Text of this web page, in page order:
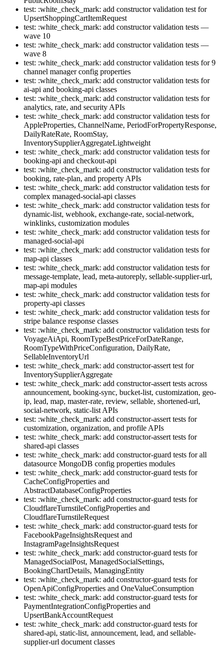
test: :white_check_mark: add constructor validation test for
UpsertShoppingCartItemRequest
test: :white_check_mark: add constructor validation tests —
wave 10
test: :white_check_mark: add constructor validation tests —
wave 8
test: :white_check_mark: add constructor validation tests for 9
channel manager config properties
test: :white_check_mark: add constructor validation tests for
ai-api and booking-api classes
test: :white_check_mark: add constructor validation tests for
analytics, rate, and security APIs
test: :white_check_mark: add constructor validation tests for
AppleProperties, ChannelName, PeriodForPropertyResponse,
DailyRateRate, RoomStay,
InventorySupplierAggregateLightweight
test: :white_check_mark: add constructor validation tests for
booking-api and checkout-api
test: :white_check_mark: add constructor validation tests for
booking, rate-plan, and property APIs
test: :white_check_mark: add constructor validation tests for
complex managed-social-api classes
test: :white_check_mark: add constructor validation tests for
dynamic-list, webhook, exchange-rate, social-network,
winklinks, customization modules
test: :white_check_mark: add constructor validation tests for
managed-social-api
test: :white_check_mark: add constructor validation tests for
map-api classes
test: :white_check_mark: add constructor validation tests for
message-template, lead, meta-autoreply, sellable-supplier-url,
map-api modules
test: :white_check_mark: add constructor validation tests for
property-api classes
test: :white_check_mark: add constructor validation tests for
stripe balance response classes
test: :white_check_mark: add constructor validation tests for
VoyageAiApi, RoomTypeBestPriceForDateRange,
RoomTypeWithPriceConfiguration, DailyRate,
SellableInventoryUrl
test: :white_check_mark: add constructor-assert test for
InventorySupplierAggregate
test: :white_check_mark: add constructor-assert tests across
announcement, booking-sync, bucket-list, customization, geo-
ip, lead, map, master-rate, review, sellable, shortened-url,
social-network, static-list APIs
test: :white_check_mark: add constructor-assert tests for
customization, organization, and profile APIs
test: :white_check_mark: add constructor-assert tests for
shared-api classes
test: :white_check_mark: add constructor-guard tests for all
datasource MongoDB config properties modules
test: :white_check_mark: add constructor-guard tests for
CacheConfigProperties and
AbstractDatabaseConfigProperties
test: :white_check_mark: add constructor-guard tests for
CloudflareTurnstileConfigProperties and
CloudflareTurnstileRequest
test: :white_check_mark: add constructor-guard tests for
FacebookPageInsightsRequest and
InstagramPageInsightsRequest
test: :white_check_mark: add constructor-guard tests for
ManagedSocialPost, ManagedSocialSettings,
BookingChartDetails, ManagingEntity
test: :white_check_mark: add constructor-guard tests for
OpenApiConfigProperties and OneValueConsumption
test: :white_check_mark: add constructor-guard tests for
PaymentIntegrationConfigProperties and
UpsertBankAccountRequest
test: :white_check_mark: add constructor-guard tests for
shared-api, static-list, announcement, lead, and sellable-
supplier-url document classes